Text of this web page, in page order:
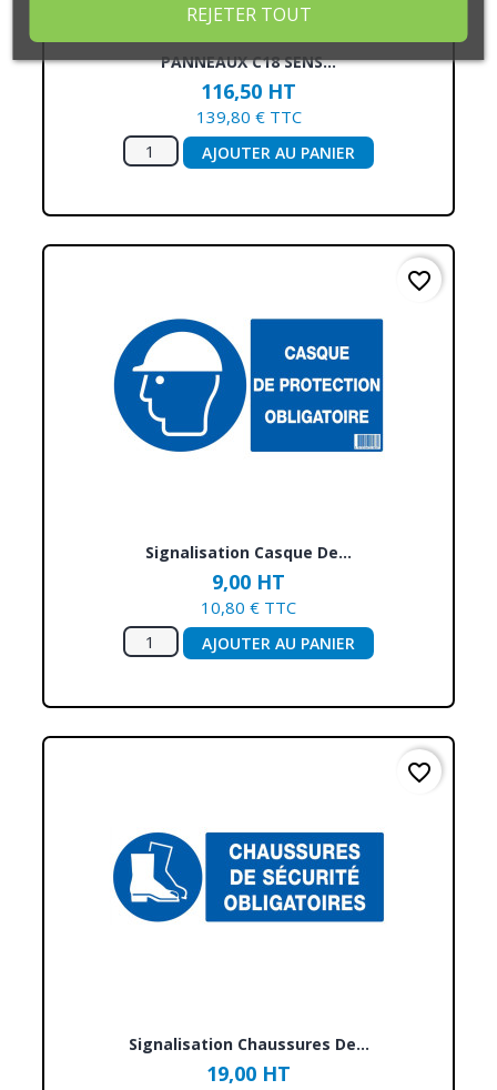
PANNEAUX C18 SENS...
116,50 HT
139,80 € TTC
AJOUTER AU PANIER
Signalisation Casque De...
9,00 HT
10,80 € TTC
AJOUTER AU PANIER
favorite_border
Signalisation Chaussures De...
19,00 HT
favorite_border
REJETER TOUT